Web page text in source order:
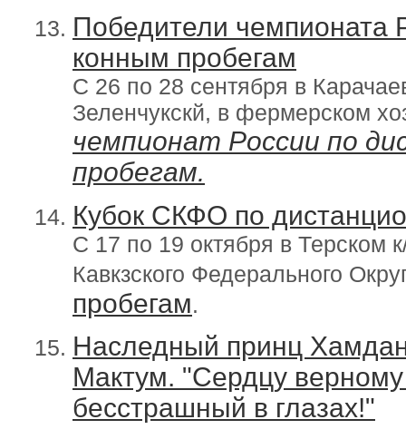
Победители чемпионата
конным пробегам
C 26 по 28 сентября в
Зеленчукскй, в фермерском
чемпионат России по
пробегам.
Кубок СКФО по
С 17 по 19 октября в Терском
Кавкзского Федерального
пробегам.
Наследный принц
Мактум. "Сердцу верному
бесстрашный в глазах!"